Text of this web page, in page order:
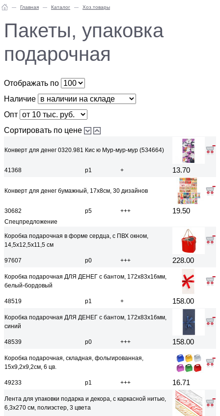
Главная Каталог Хоз.товары
Пакеты, упаковка
подарочная
Отображать по
Наличие
Опт
Сортировать по цене
Конверт для денег 0320.981 Кис ю Мур-мур-мур (534664)
41368 р1 + 13.70
Конверт для денег бумажный, 17х8см, 30 дизайнов
30682 р5 +++ 19.50
Спецпредложение
Коробка подарочная в форме сердца, с ПВХ окном,
14,5x12,5x11,5 см
97607 р0 +++ 228.00
Коробка подарочная ДЛЯ ДЕНЕГ с бантом, 172х83х16мм,
белый-бордовый
48519 р1 + 158.00
Коробка подарочная ДЛЯ ДЕНЕГ с бантом, 172х83х16мм,
синий
48539 р0 +++ 158.00
Коробка подарочная, складная, фольгированная,
15x9,2x9,2см, 6 цв.
49233 р1 +++ 16.71
Лента для упаковки подарка и декора, с каркасной нитью,
6,3x270 см, полиэстер, 3 цвета